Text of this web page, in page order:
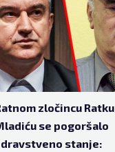
zločincu Ratku
se pogoršalo
stanje: